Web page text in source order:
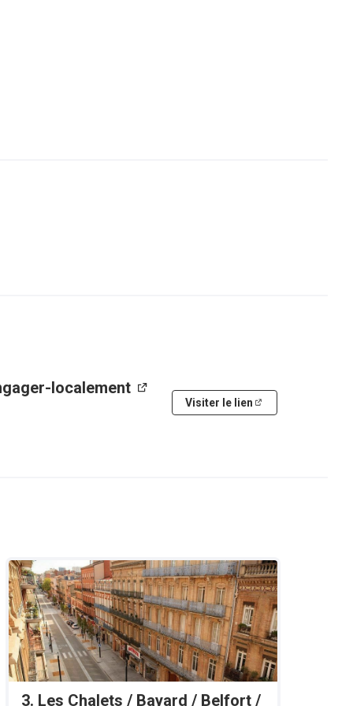
localement
(Lien externe)
Visiter le lien
(Lien externe)
3. Les Chalets / Bayard / Belfort /